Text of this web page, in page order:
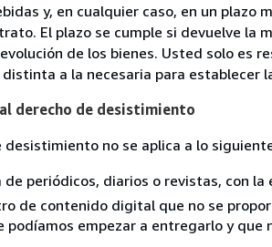
y, en cualquier caso, en un
El plazo se cumple si devuelve la
de los bienes. Usted solo es
a la necesaria para establecer
derecho de desistimiento
desistimiento no se aplica a lo
de periódicos, diarios o revistas, con
de contenido digital que no se
podíamos empezar a entregarlo y